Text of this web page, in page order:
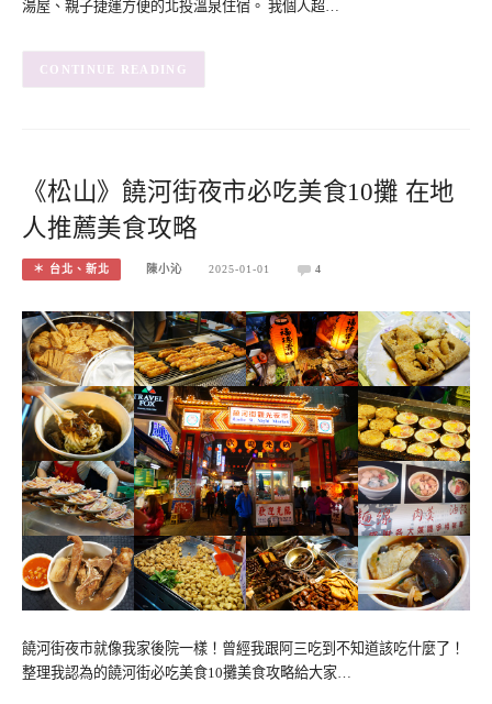
湯屋、親子捷運方便的北投溫泉住宿。 我個人超…
CONTINUE READING
《松山》饒河街夜市必吃美食10攤 在地
人推薦美食攻略
＊ 台北、新北 陳小沁 2025-01-01 4
饒河街夜市就像我家後院一樣！曾經我跟阿三吃到不知道該吃什麼了！
整理我認為的饒河街必吃美食10攤美食攻略給大家…